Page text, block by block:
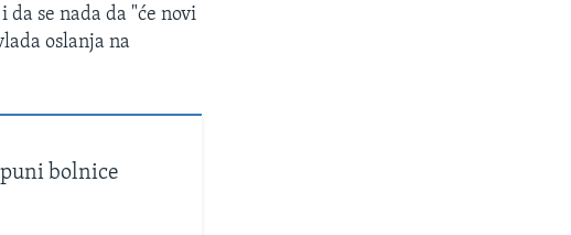
se nada da "će novi
oslanja na
bolnice